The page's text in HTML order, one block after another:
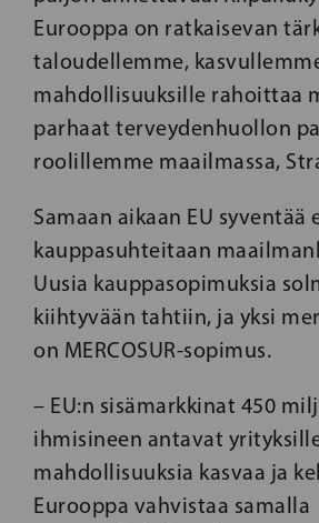
Eurooppa on ratkaisevan
taloudellemme,
mahdollisuuksille rahoittaa
parhaat terveydenhuollon
roolillemme maailmassa,
Samaan aikaan EU syventää
kauppasuhteitaan
Uusia kauppasopimuksia
kiihtyvään tahtiin, ja yksi
on MERCOSUR-sopimus.
– EU:n sisämarkkinat 450
ihmisineen antavat
mahdollisuuksia kasvaa ja
Eurooppa vahvistaa samalla